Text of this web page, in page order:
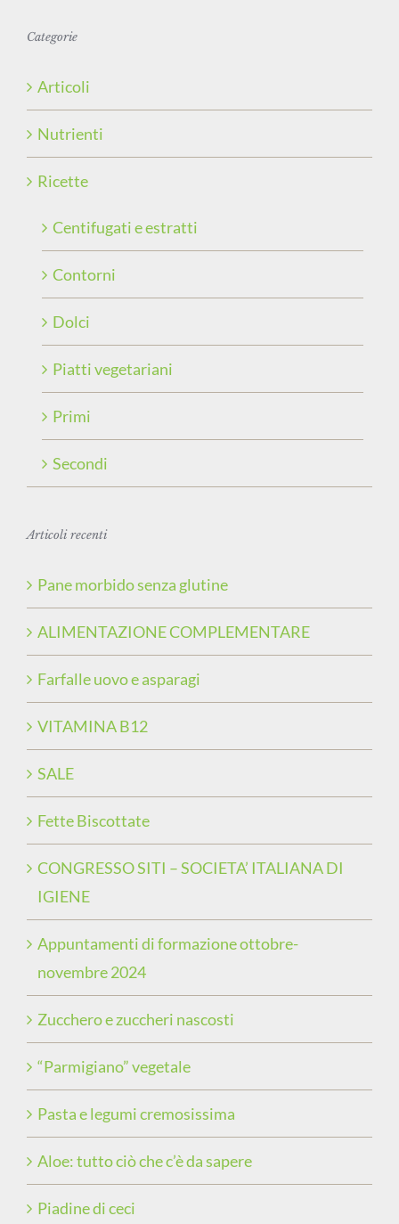
Categorie
Articoli
Nutrienti
Ricette
Centifugati e estratti
Contorni
Dolci
Piatti vegetariani
Primi
Secondi
Articoli recenti
Pane morbido senza glutine
ALIMENTAZIONE COMPLEMENTARE
Farfalle uovo e asparagi
VITAMINA B12
SALE
Fette Biscottate
CONGRESSO SITI – SOCIETA’ ITALIANA DI
IGIENE
Appuntamenti di formazione ottobre-
novembre 2024
Zucchero e zuccheri nascosti
“Parmigiano” vegetale
Pasta e legumi cremosissima
Aloe: tutto ciò che c’è da sapere
Piadine di ceci